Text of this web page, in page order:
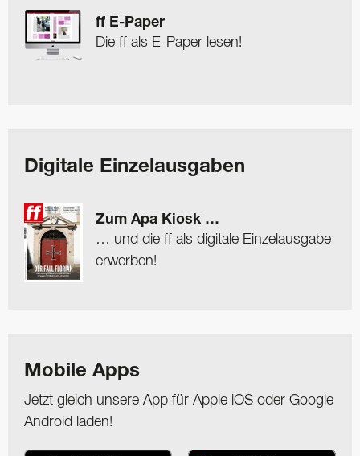
ff E-Paper
Die ff als E-Paper lesen!
Digitale Einzelausgaben
Zum Apa Kiosk …
… und die ff als digitale Einzelausgabe
erwerben!
Mobile Apps
Jetzt gleich unsere App für Apple iOS oder Google
Android laden!